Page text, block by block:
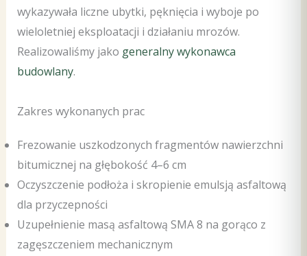
wykazywała liczne ubytki, pęknięcia i wyboje po
wieloletniej eksploatacji i działaniu mrozów.
Realizowaliśmy jako generalny wykonawca
budowlany.
Zakres wykonanych prac
Frezowanie uszkodzonych fragmentów nawierzchni
bitumicznej na głębokość 4–6 cm
Oczyszczenie podłoża i skropienie emulsją asfaltową
dla przyczepności
Uzupełnienie masą asfaltową SMA 8 na gorąco z
zagęszczeniem mechanicznym